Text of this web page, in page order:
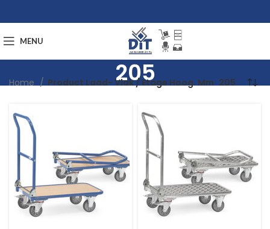
MENU
205
Home Product Laad- Vlak / Etage Hoog. Mm 205